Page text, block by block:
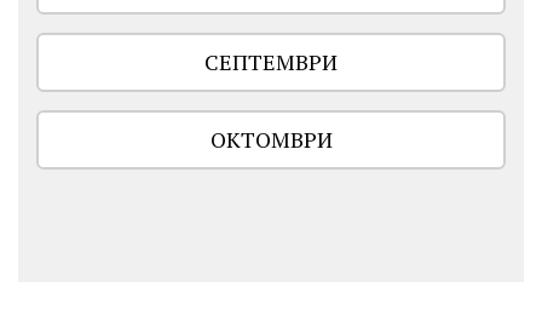
СЕПТЕМВРИ
ОКТОМВРИ